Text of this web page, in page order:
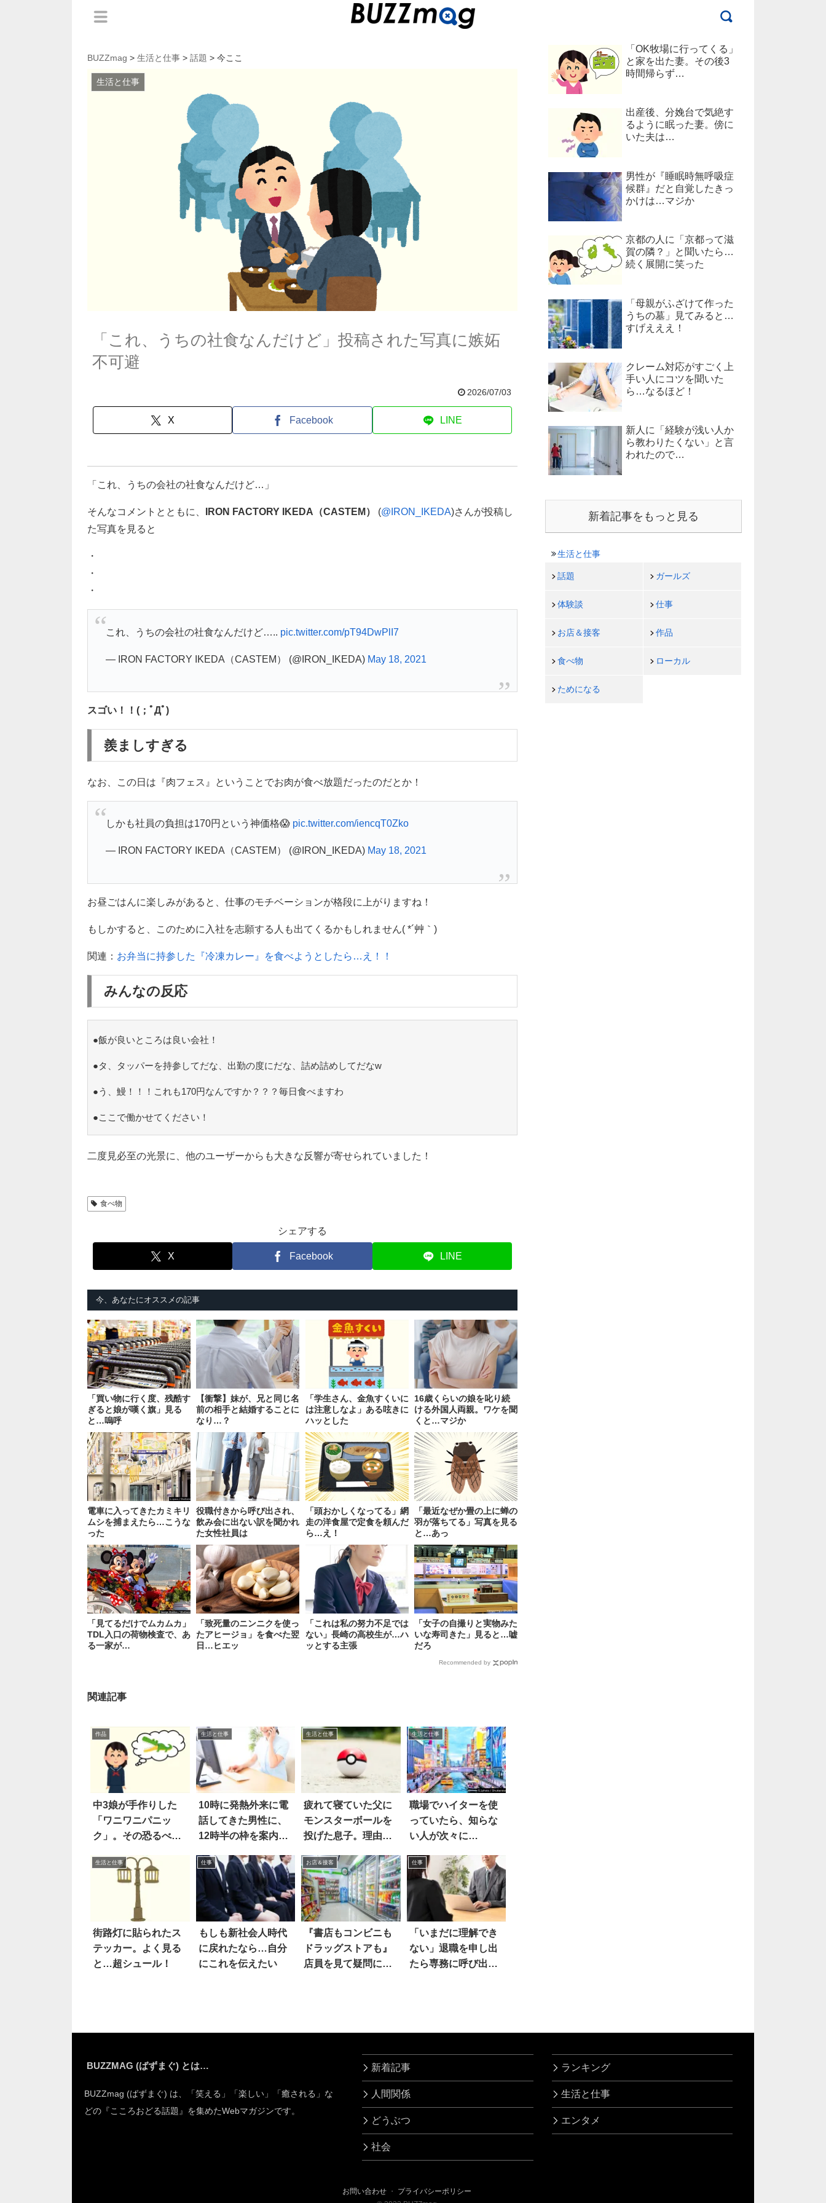
BUZZmag > 生活と仕事 > 話題 > 今ここ
生活と仕事
「これ、うちの社食なんだけど」投稿された写真に嫉妬
不可避
2026/07/03
X Facebook LINE
「これ、うちの会社の社食なんだけど…」
そんなコメントとともに、 IRON FACTORY IKEDA（CASTEM） (@IRON_IKEDA)さんが投稿し
た写真を見ると
・
・
・
これ、うちの会社の社食なんだけど….. pic.twitter.com/pT94DwPlI7
— IRON FACTORY IKEDA（CASTEM） (@IRON_IKEDA) May 18, 2021
スゴい！！(；ﾟДﾟ)
羨ましすぎる
なお、この日は『肉フェス』ということでお肉が食べ放題だったのだとか！
しかも社員の負担は170円という神価格😱 pic.twitter.com/iencqT0Zko
— IRON FACTORY IKEDA（CASTEM） (@IRON_IKEDA) May 18, 2021
お昼ごはんに楽しみがあると、仕事のモチベーションが格段に上がりますね！
もしかすると、このために入社を志願する人も出てくるかもしれません( *´艸｀)
関連： お弁当に持参した『冷凍カレー』を食べようとしたら…え！！
みんなの反応
●飯が良いところは良い会社！
●タ、タッパーを持参してだな、出勤の度にだな、詰め詰めしてだなw
●う、鰻！！！これも170円なんですか？？？毎日食べますわ
●ここで働かせてください！
二度見必至の光景に、他のユーザーからも大きな反響が寄せられていました！
食べ物
シェアする
X Facebook LINE
今、あなたにオススメの記事
「買い物に行く度、残酷す
ぎると娘が嘆く旗」見る
と…嗚呼
【衝撃】妹が、兄と同じ名
前の相手と結婚することに
なり…？
「学生さん、金魚すくいに
は注意しなよ」ある呟きに
ハッとした
16歳くらいの娘を叱り続
ける外国人両親。ワケを聞
くと…マジか
電車に入ってきたカミキリ
ムシを捕まえたら…こうな
った
役職付きから呼び出され、
飲み会に出ない訳を聞かれ
た女性社員は
「頭おかしくなってる」網
走の洋食屋で定食を頼んだ
ら…え！
「最近なぜか畳の上に蝉の
羽が落ちてる」写真を見る
と…あっ
「見てるだけでムカムカ」
TDL入口の荷物検査で、あ
る一家が…
「致死量のニンニクを使っ
たアヒージョ」を食べた翌
日…ヒエッ
「これは私の努力不足では
ない」長崎の高校生が…ハ
ッとする主張
「女子の自撮りと実物みた
いな寿司きた」見ると…嘘
だろ
Recommended by
関連記事
作品
中3娘が手作りした
「ワニワニパニッ
ク」。その恐るべき
帽！！
生活と仕事
10時に発熱外来に電
話してきた男性に、
12時半の枠を案内し
生活と仕事
疲れて寝ていた父に
モンスターボールを
投げた息子。理由
生活と仕事
職場でハイターを使
っていたら、知らな
い人が次々に…
生活と仕事
街路灯に貼られたス
テッカー。よく見る
と…超シュール！
仕事
もしも新社会人時代
に戻れたなら…自分
にこれを伝えたい
お店＆接客
『書店もコンビニも
ドラッグストアも』
店員を見て疑問に思
仕事
「いまだに理解でき
ない」退職を申し出
たら専務に呼び出さ
「OK牧場に行ってくる」
と家を出た妻。その後3
時間帰らず…
出産後、分娩台で気絶す
るように眠った妻。傍に
いた夫は…
男性が『睡眠時無呼吸症
候群』だと自覚したきっ
かけは…マジか
京都の人に「京都って滋
賀の隣？」と聞いたら…
続く展開に笑った
「母親がふざけて作った
うちの墓」見てみると…
すげえええ！
クレーム対応がすごく上
手い人にコツを聞いた
ら…なるほど！
新人に「経験が浅い人か
ら教わりたくない」と言
われたので…
新着記事をもっと見る
生活と仕事
話題 ガールズ
体験談 仕事
お店＆接客 作品
食べ物 ローカル
ためになる
BUZZMAG (ばずまぐ) とは…
BUZZmag (ばずまぐ) は、「笑える」「楽しい」「癒される」な
どの『こころおどる話題』を集めたWebマガジンです。
新着記事
人間関係
どうぶつ
社会
ランキング
生活と仕事
エンタメ
お問い合わせ ・ プライバシーポリシー